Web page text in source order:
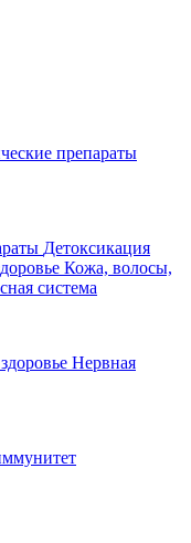
препараты
Детоксикация
Кожа, волосы,
система
Нервная